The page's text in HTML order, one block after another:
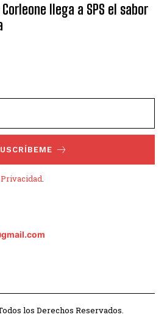
llega a SPS el sabor
.
los Derechos Reservados.